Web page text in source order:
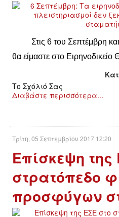
Στις 6 του Σεπτέμβρη
θα είμαστε στο Ειρηνοδικείο
Το Σχόλιό Σας
Διαβάστε περισσότερα...
Τρίτη, 05 Σεπτεμβρίου 2017 12:20
Επίσκεψη της
στρατόπεδο
προσφύγων